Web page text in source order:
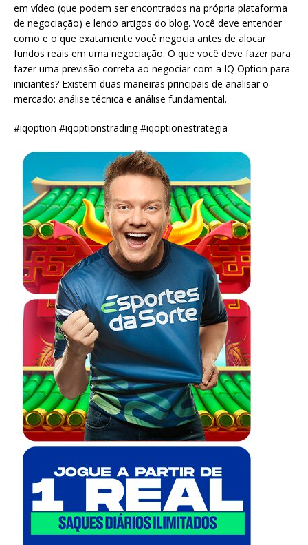
em vídeo (que podem ser encontrados na própria plataforma
de negociação) e lendo artigos do blog. Você deve entender
como e o que exatamente você negocia antes de alocar
fundos reais em uma negociação. O que você deve fazer para
fazer uma previsão correta ao negociar com a IQ Option para
iniciantes? Existem duas maneiras principais de analisar o
mercado: análise técnica e análise fundamental.
#iqoption #iqoptionstrading #iqoptionestrategia